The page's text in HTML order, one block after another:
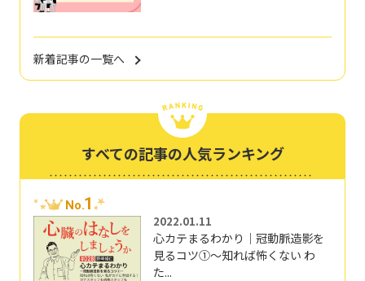
新着記事の一覧へ
すべての記事の人気ランキング
No.1
2022.01.11
心カテまるわかり｜冠動脈造影を
見るコツ①～知れば怖くない わ
た...